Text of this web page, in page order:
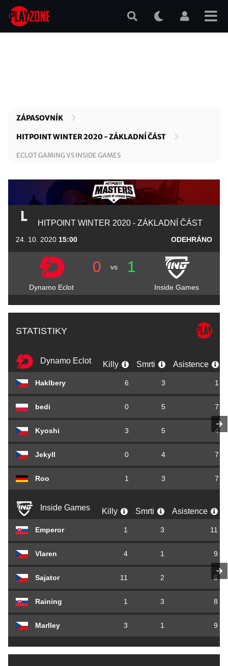
Přejít
hlavnímu
ZÁPASOVNÍK
HITPOINT WINTER 2020 - ZÁKLADNÍ ČÁST
ECLOT GAMING VS INSIDE GAMES
HITPOINT WINTER 2020 - ZÁKLADNÍ ČÁST
24. 10. 2020 15:00 ODEHRÁNO
0 vs 1
Dynamo Eclot Inside Games
STATISTIKY
Dynamo Eclot Killy Smrti Asistence
Haklbery 6 3 1
bedi 0 5 7
Kyoshi 3 5 4
Jekyll 0 4 7
Roo 1 3 7
Inside Games Killy Smrti Asistence
Emperor 1 3 11
Vlaren 4 1 9
Sajator 11 2 6
Raining 1 3 8
Marlley 3 1 9